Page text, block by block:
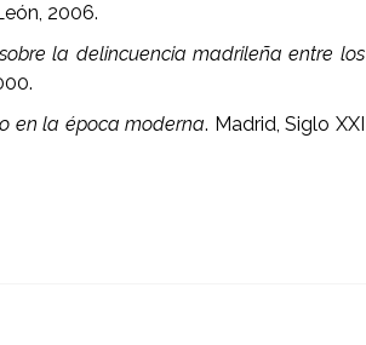
2006.
la delincuencia madrileña entre los
en la época moderna. Madrid, Siglo XXI